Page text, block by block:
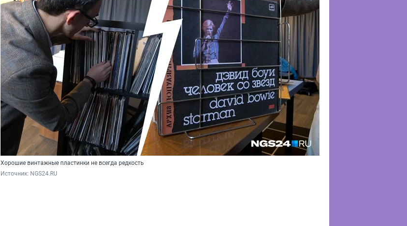
Хорошие винтажные пластинки не всегда редкость
Источник: NGS24.RU